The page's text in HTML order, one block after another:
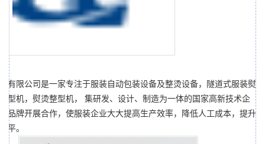
有限公司是一家专注于服装自动包装设备及整烫设备，隧道式服装熨
型机，熨烫整型机， 集研发、设计、制造为一体的国家高新技术企
品牌开展合作，使服装企业大大提高生产效率，降低人工成本，提升
平。